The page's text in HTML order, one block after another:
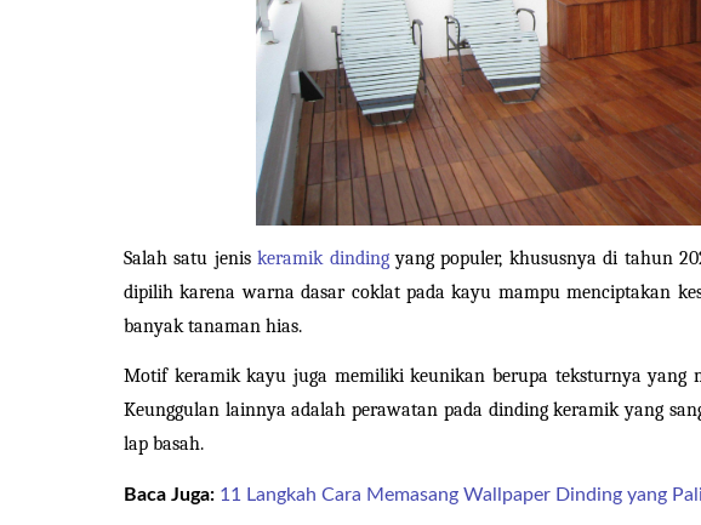
Salah satu jenis keramik dinding yang populer, khususnya di tahun
dipilih karena warna dasar coklat pada kayu mampu menciptakan
banyak tanaman hias.
Motif keramik kayu juga memiliki keunikan berupa teksturnya yang
Keunggulan lainnya adalah perawatan pada dinding keramik yang
lap basah.
Baca Juga: 11 Langkah Cara Memasang Wallpaper Dinding yang